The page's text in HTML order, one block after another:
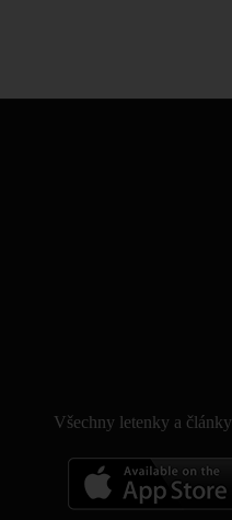
Všechny letenky a